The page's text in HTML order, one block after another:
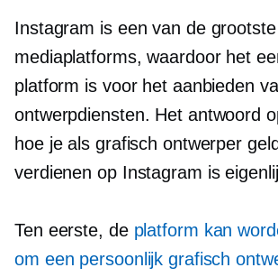
Instagram is een van de
mediaplatforms, waardoor het
platform is voor het aanbieden
ontwerpdiensten. Het antwoord
hoe je als grafisch ontwerper
verdienen op Instagram is
Ten eerste, de platform kan
om een ​​persoonlijk grafisch